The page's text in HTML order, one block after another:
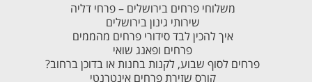
משלוחי פרחים בירושלים – פרחי דליה
שירותי גינון בירושלים
איך להכין לבד סידורי פרחים מהממים
פרחים ופאנג שואי
פרחים לסוף שבוע, לקנות בחנות או בדוכן ברחוב?
קורס שזירת פרחים אינטרנטי